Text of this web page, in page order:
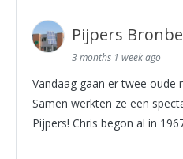
Pijpers
3 months 1 week ago
Vandaag gaan er twee oude
Samen werkten ze een
Pijpers! Chris begon al in